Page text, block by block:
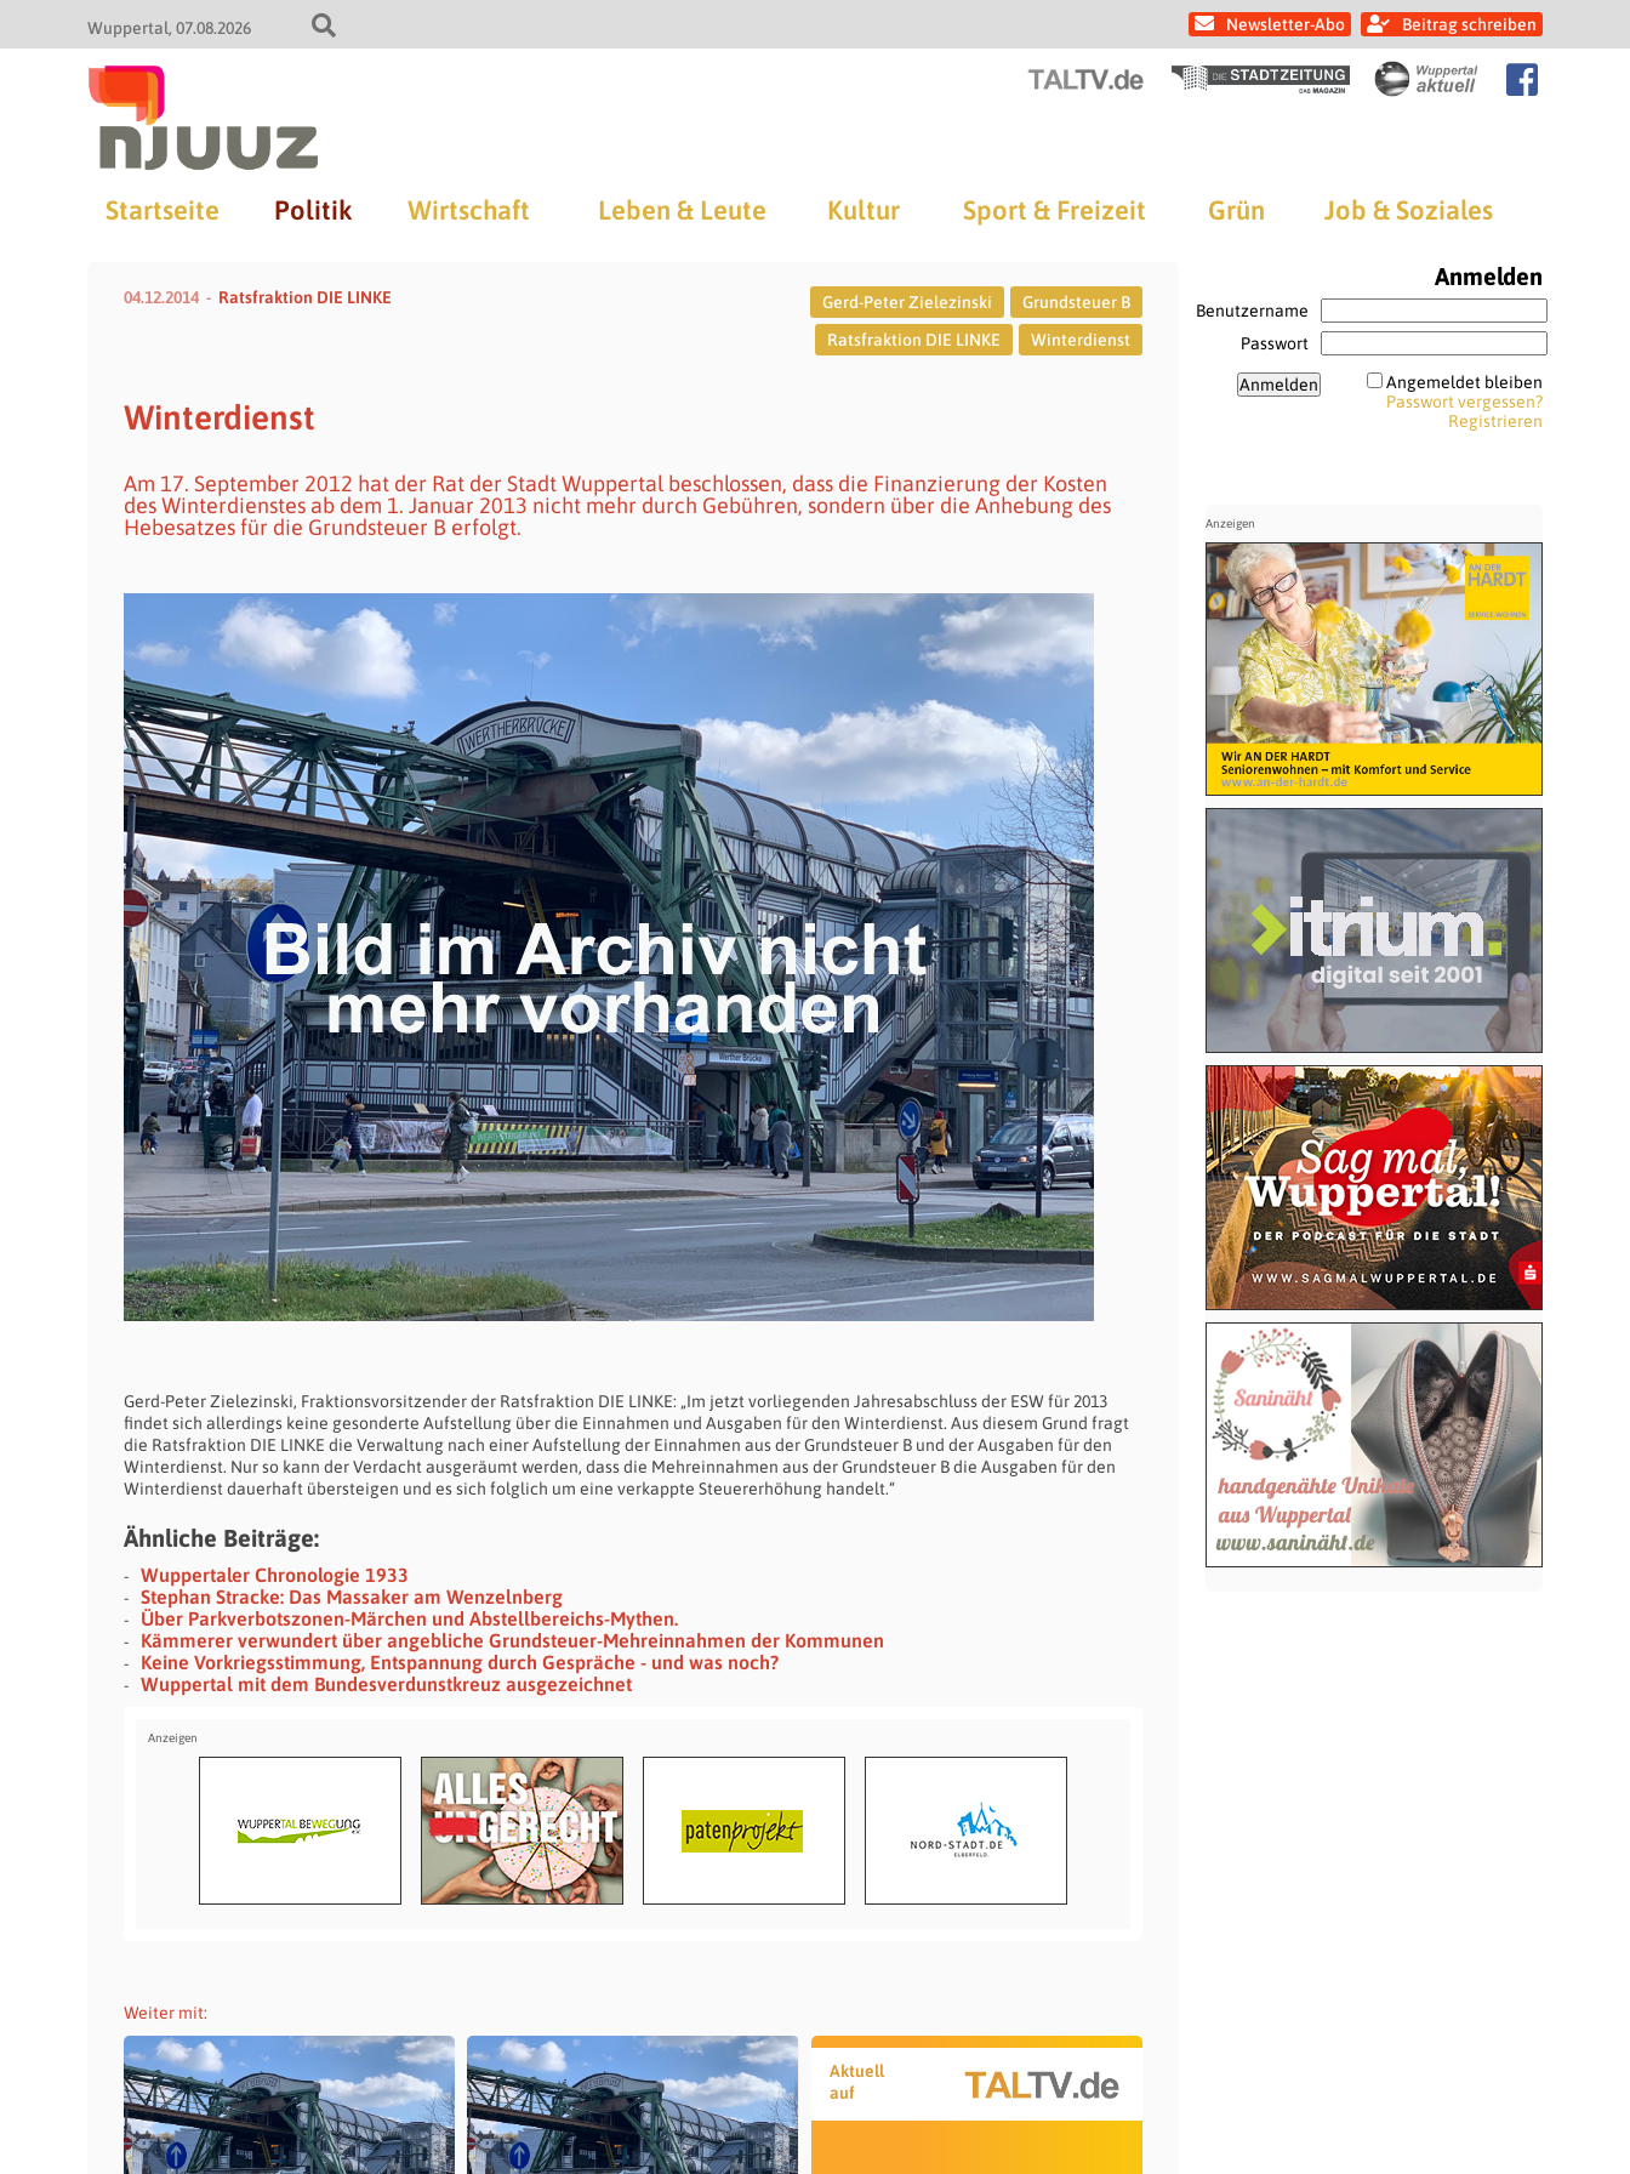
Wuppertal 07.08.2026 Newsletter-Abo Beitrag schreiben
Startseite Politik Wirtschaft Leben & Leute Kultur Sport & Freizeit Grün Job & Soziales
04.12.2014 Ratsfraktion DIE LINKE Gerd-Peter Zielezinski
Grundsteuer B
Ratsfraktion DIE LINKE
Winterdienst
Winterdienst
Am 17. September 2012 hat der Rat der Stadt Wuppertal beschlossen, dass die Finanzierung der Kosten
des Winterdienstes ab dem 1. Januar 2013 nicht mehr durch Gebühren, sondern über die Anhebung des
Hebesatzes für die Grundsteuer B erfolgt.
Gerd-Peter Zielezinski, Fraktionsvorsitzender der Ratsfraktion DIE LINKE: „Im jetzt vorliegenden Jahresabschluss der ESW für 2013
findet sich allerdings keine gesonderte Aufstellung über die Einnahmen und Ausgaben für den Winterdienst. Aus diesem Grund fragt
die Ratsfraktion DIE LINKE die Verwaltung nach einer Aufstellung der Einnahmen aus der Grundsteuer B und der Ausgaben für den
Winterdienst. Nur so kann der Verdacht ausgeräumt werden, dass die Mehreinnahmen aus der Grundsteuer B die Ausgaben für den
Winterdienst dauerhaft übersteigen und es sich folglich um eine verkappte Steuererhöhung handelt.“
Ähnliche Beiträge:
Wuppertaler Chronologie 1933
Stephan Stracke: Das Massaker am Wenzelnberg
Über Parkverbotszonen-Märchen und Abstellbereichs-Mythen.
Kämmerer verwundert über angebliche Grundsteuer-Mehreinnahmen der Kommunen
Keine Vorkriegsstimmung, Entspannung durch Gespräche - und was noch?
Wuppertal mit dem Bundesverdunstkreuz ausgezeichnet
Weiter mit:
Aktuell
auf
Anmelden
Benutzername
Passwort
Angemeldet bleiben
Passwort vergessen?
Registrieren